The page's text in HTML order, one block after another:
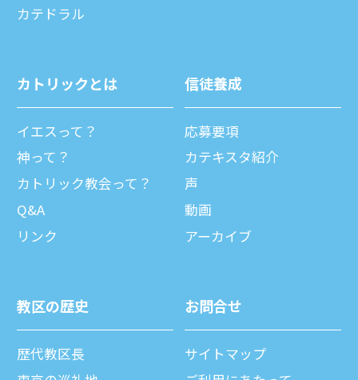
カテドラル
カトリックとは
イエスって？
神って？
カトリック教会って？
Q&A
リンク
信徒養成
応募要項
カテキスタ紹介
声
動画
アーカイブ
教区の歴史
歴代教区⻑
お問合せ
サイトマップ